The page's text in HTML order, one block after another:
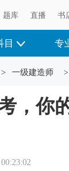
题库 直播 书
目 专
> 一级建造师 >
，你